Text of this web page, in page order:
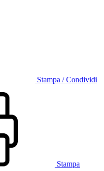
Stampa / Condividi
Stampa